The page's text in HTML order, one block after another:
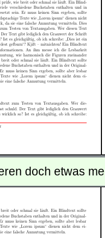
doch etwas